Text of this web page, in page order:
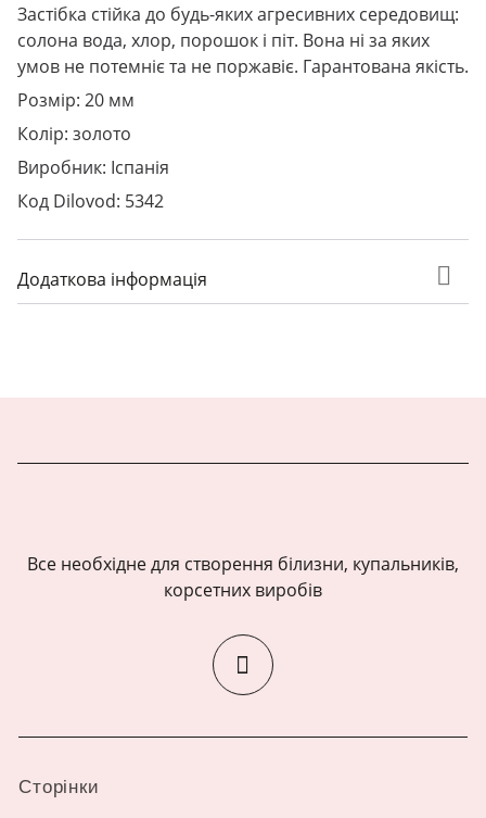
Застібка стійка до будь-яких агресивних середовищ:
солона вода, хлор, порошок і піт. Вона ні за яких
умов не потемніє та не поржавіє. Гарантована якість.
Розмір: 20 мм
Колір: золото
Виробник: Іспанія
Код Dilovod: 5342
Додаткова інформація
Все необхідне для створення білизни, купальників,
корсетних виробів
Сторінки